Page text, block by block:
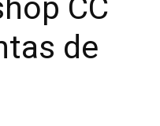
CC
de